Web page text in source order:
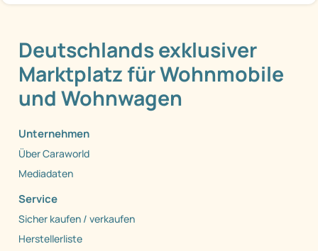
Deutschlands exklusiver
Marktplatz für Wohnmobile
und Wohnwagen
Unternehmen
Über Caraworld
Mediadaten
Service
Sicher kaufen / verkaufen
Herstellerliste